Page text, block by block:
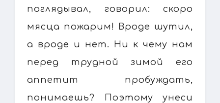
поглядывал, говорил: скоро
мясца пожарим! Вроде шутил,
а вроде и нет. Ни к чему нам
перед трудной зимой его
аппетит пробуждать,
понимаешь? Поэтому унеси